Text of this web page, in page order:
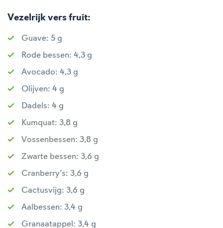
Vezelrijk vers fruit:
Guave: 5 g
Rode bessen: 4,3 g
Avocado: 4,3 g
Olijven: 4 g
Dadels: 4 g
Kumquat: 3,8 g
Vossenbessen: 3,8 g
Zwarte bessen: 3,6 g
Cranberry’s: 3,6 g
Cactusvijg: 3,6 g
Aalbessen: 3,4 g
Granaatappel: 3,4 g